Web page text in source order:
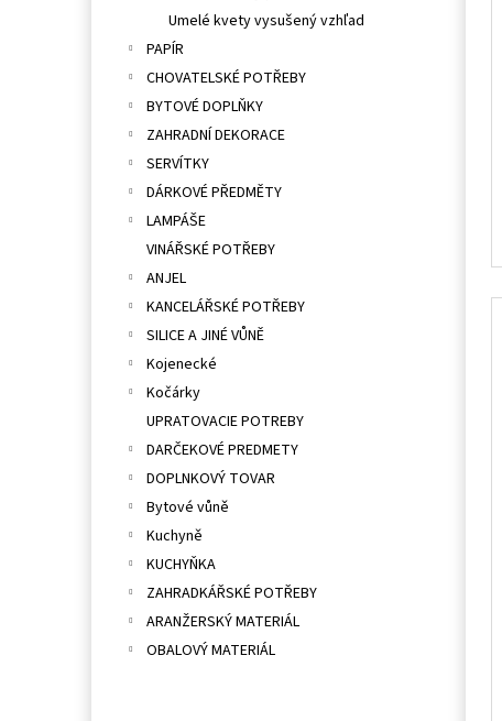
Umelé kvety vysušený vzhľad
PAPÍR
CHOVATELSKÉ POTŘEBY
BYTOVÉ DOPLŇKY
ZAHRADNÍ DEKORACE
SERVÍTKY
DÁRKOVÉ PŘEDMĚTY
LAMPÁŠE
VINÁŘSKÉ POTŘEBY
ANJEL
KANCELÁŘSKÉ POTŘEBY
SILICE A JINÉ VŮNĚ
Kojenecké
Kočárky
UPRATOVACIE POTREBY
DARČEKOVÉ PREDMETY
DOPLNKOVÝ TOVAR
Bytové vůně
Kuchyně
KUCHYŇKA
ZAHRADKÁŘSKÉ POTŘEBY
ARANŽERSKÝ MATERIÁL
OBALOVÝ MATERIÁL